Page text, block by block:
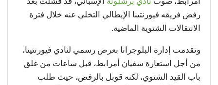
رفض فريقه فيورنتينا الإيطالي التخلي عنه خلال فترة
الانتقالات الشتوية الماضية.
وتقدمت إدارة البلوجرانا بعرض رسمي لنادي فيورنتينا،
من أجل استعارة سفيان أمرابط، قبل ساعات من غلق
باب القيد الشتوي، لكنه قوبل بالرفض، حيث طلب